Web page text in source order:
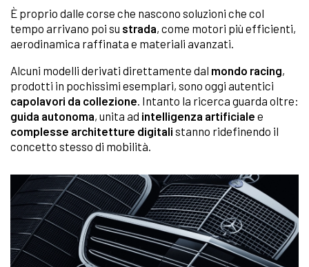
È proprio dalle corse che nascono soluzioni che col
tempo arrivano poi su strada, come motori più efficienti,
aerodinamica raffinata e materiali avanzati.
Alcuni modelli derivati direttamente dal mondo racing,
prodotti in pochissimi esemplari, sono oggi autentici
capolavori da collezione . Intanto la ricerca guarda oltre:
guida autonoma, unita ad intelligenza artificiale e
complesse architetture digitali stanno ridefinendo il
concetto stesso di mobilità.